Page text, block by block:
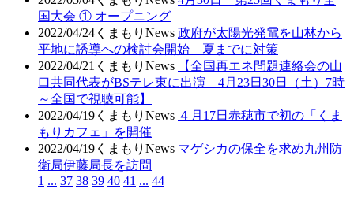
国大会 ① オープニング
2022/04/24 くまもりNews 政府が太陽光発電を山林から
平地に誘導への検討会開始 夏までに対策
2022/04/21 くまもりNews
【全国再エネ問題連絡会の山
口共同代表がBSテレ東に出演 4月23日30日（土）7時
～全国で視聴可能】
2022/04/19 くまもりNews ４月17日赤穂市で初の「くま
もりカフェ」を開催
2022/04/19 くまもりNews マゲシカの保全を求め九州防
衛局伊藤局長を訪問
1 ... 37 38 39 40 41 ... 44